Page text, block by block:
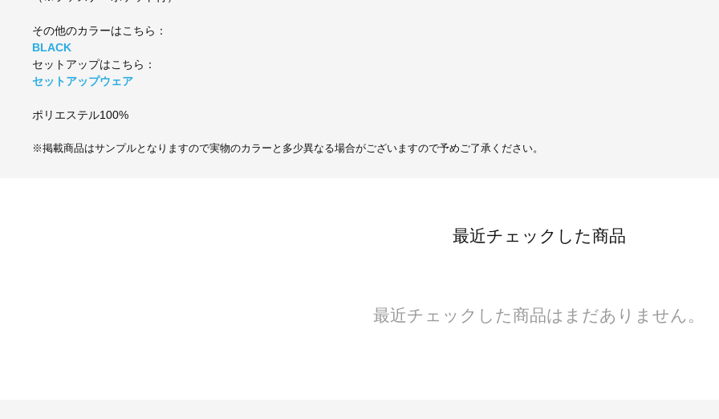
その他のカラーはこちら：
BLACK
セットアップはこちら：
セットアップウェア
ポリエステル100%
※掲載商品はサンプルとなりますので実物のカラーと多少異なる場合がございますので予めご了承ください。
最近チェックした商品
最近チェックした商品はまだありません。